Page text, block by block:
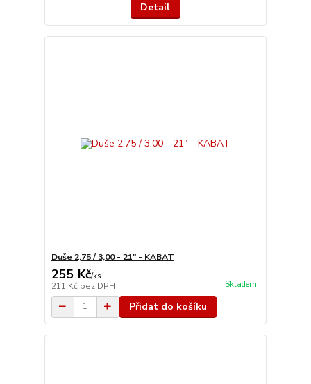
Detail
Duše 2,75 / 3,00 - 21" - KABAT
255 Kč/ks
211 Kč bez DPH Skladem
Přidat do košíku